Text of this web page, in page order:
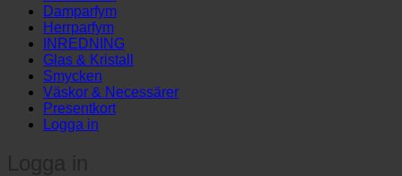
Damparfym
Herrparfym
INREDNING
Glas & Kristall
Smycken
Väskor & Necessärer
Presentkort
Logga in